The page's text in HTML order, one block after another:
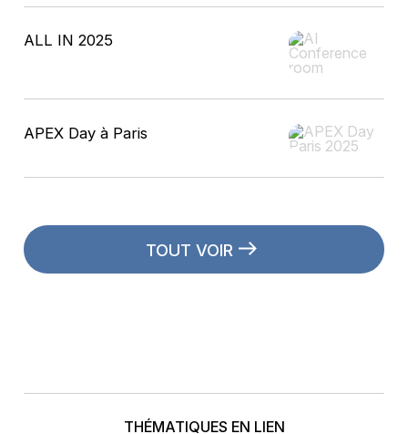
ALL IN 2025
APEX Day à Paris
TOUT VOIR
THÉMATIQUES EN LIEN